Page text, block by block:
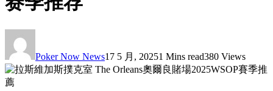
Poker Now News17 5 月, 20251 Mins read380 Views